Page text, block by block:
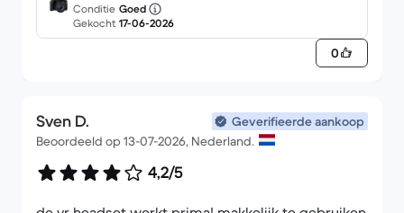
mm f/4.0-5.6 IS STM f/4.0-5.6
Conditie Goed
Gekocht 17-06-2026
0
Sven D.
Geverifieerde aankoop
Beoordeeld op 13-07-2026, Nederland.
4,2/5